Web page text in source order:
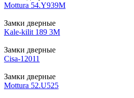
Mottura 54.Y939M
Замки дверные
Kale-kilit 189 3M
Замки дверные
Cisa-12011
Замки дверные
Mottura 52.U525